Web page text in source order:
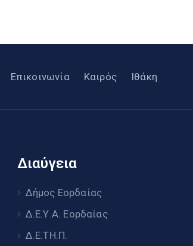
Επικοινωνία Καιρός Ιθάκη
Διαύγεια
Δήμος Εορδαίας
Δ.Ε.Υ.Α. Εορδαίας
Δ.Ε.ΤΗ.Π.